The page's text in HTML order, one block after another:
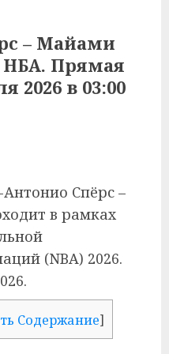
– Майами
НБА. Прямая
2026 в 03:00
Спёрс –
в рамках
(NBA) 2026.
Содержание]